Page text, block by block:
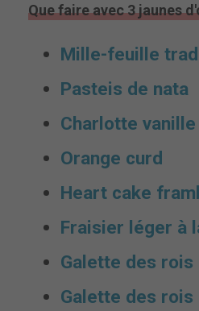
Que faire avec 3 jaunes
Mille-feuille
Pasteis de nata
Charlotte
Orange curd
Heart cake
Fraisier léger à
Galette des rois
Galette des